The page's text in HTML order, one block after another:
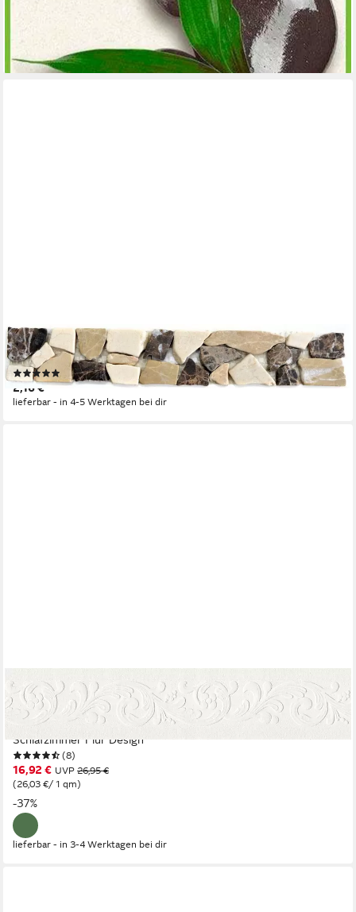
lieferbar - in 4-5 Werktagen bei dir
MOSANI
Mosaikfliesen
(1)
2,16 €
lieferbar - in 4-5 Werktagen bei dir
A.S. CRÉATION
Bordüre Only Borders, aufgeschäumt, Barock, gemustert,
ornamental, Tapete Bordüre Barock glatt Borte Wohnzimmer
Schlafzimmer Flur Design
(8)
16,92 € UVP 26,95 €
(26,03 €/ 1 qm)
-37%
lieferbar - in 3-4 Werktagen bei dir